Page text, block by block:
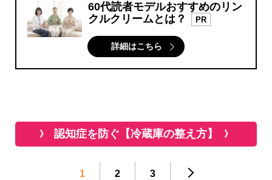
60代読者モデルおすすめのリン
クルクリームとは？
PR
詳細はこちら
認知症を防ぐ【冷蔵庫の整え方】
1 2 3